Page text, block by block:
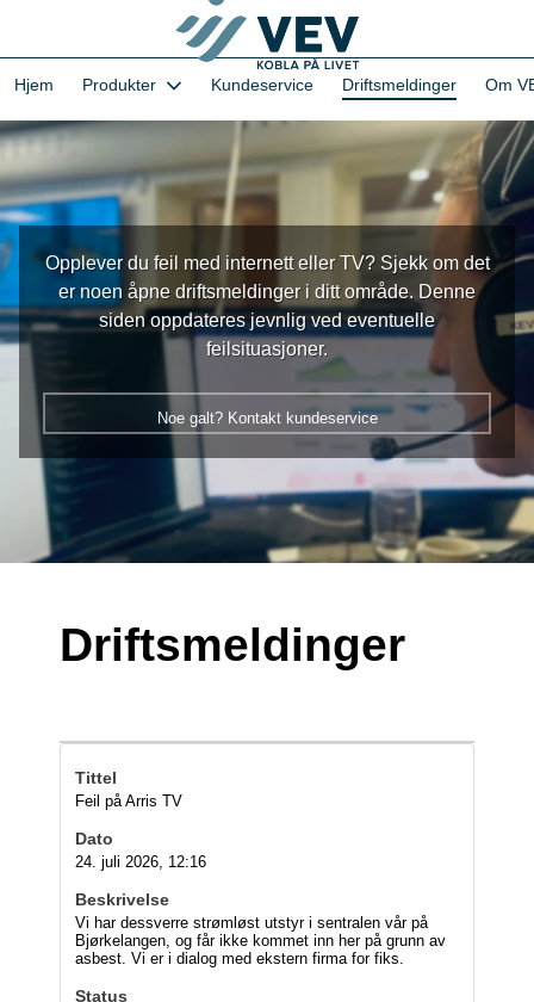
hovedinnhold
1-VEVs Hjemmeside og kundeportal - Hjem
Hjem Produkter Kundeservice Driftsmeldinger Om
Opplever du feil med internett eller TV? Sjekk om det
er noen åpne driftsmeldinger i ditt område. Denne
siden oppdateres jevnlig ved eventuelle
feilsituasjoner.
Noe galt? Kontakt kundeservice
Driftsmeldinger
Feil på Arris TV
24. juli 2026, 12:16
Vi har dessverre strømløst utstyr i sentralen vår på
Bjørkelangen, og får ikke kommet inn her på grunn av
asbest. Vi er i dialog med ekstern firma for fiks.